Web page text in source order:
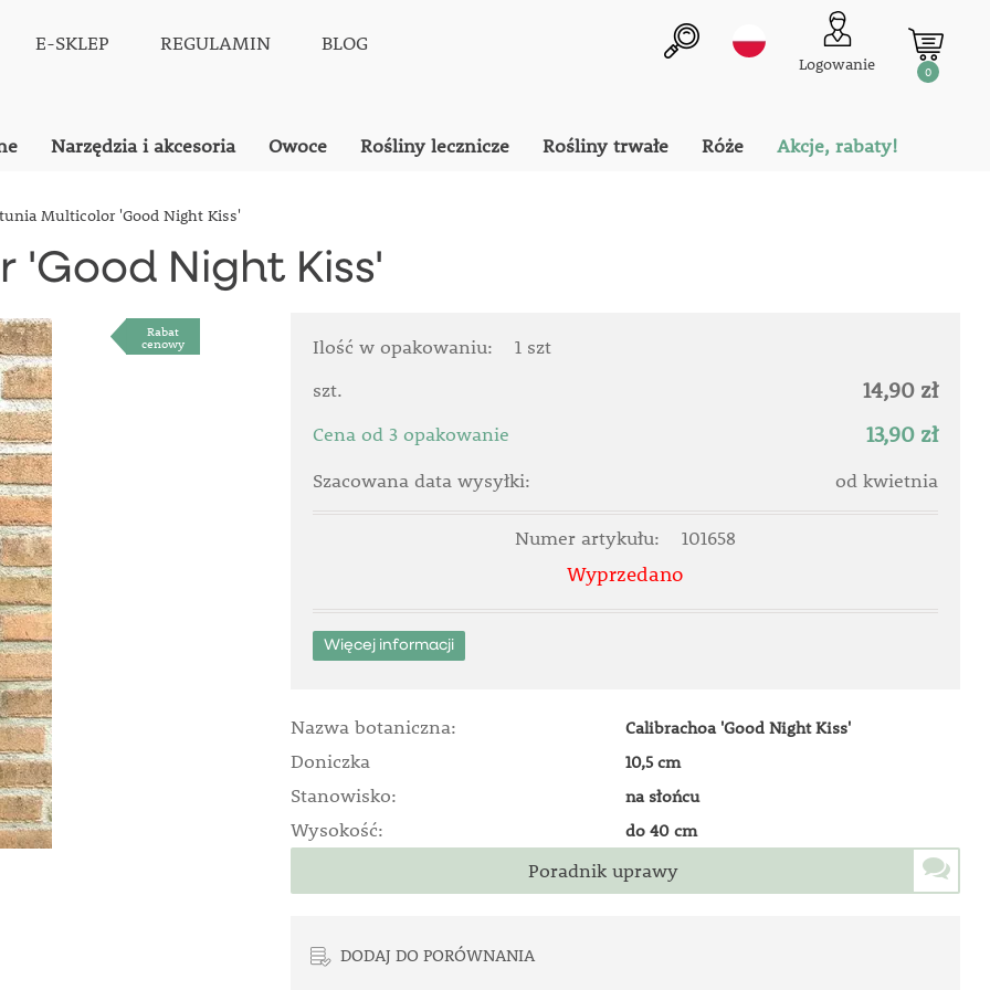
E-SKLEP REGULAMIN BLOG
Logowanie 0
Narzędzia i akcesoria Owoce Rośliny lecznicze Rośliny trwałe Róże Akcje, rabaty!
Multicolor 'Good Night Kiss'
Night Kiss'
Rabat
cenowy Ilość w opakowaniu:
1 szt
szt.
14,90 zł
Cena od 3 opakowanie 13,90 zł
Szacowana data wysyłki: od kwietnia
Numer artykułu: 101658
Wyprzedano
Więcej informacji
Nazwa botaniczna: Calibrachoa 'Good Night Kiss'
Doniczka 10,5 cm
Stanowisko: na słońcu
Wysokość: do 40 cm
Poradnik uprawy
DODAJ DO PORÓWNANIA